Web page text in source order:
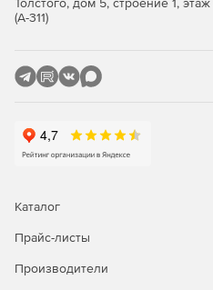
Полный пакет «все-в-одном»
(А-311)
Каталог
Прайс-листы
Производители